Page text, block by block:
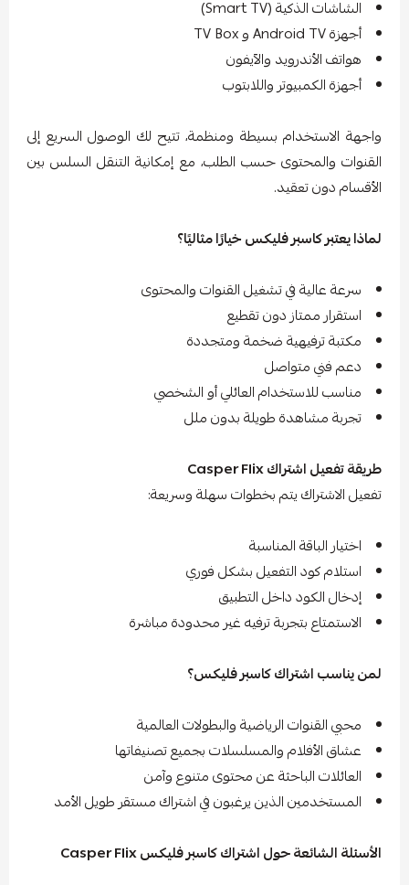
الشاشات الذكية (Smart TV)
أجهزة Android TV و TV Box
هواتف الأندرويد والآيفون
أجهزة الكمبيوتر واللابتوب
واجهة الاستخدام بسيطة ومنظمة، تتيح لك الوصول السريع إلى
القنوات والمحتوى حسب الطلب، مع إمكانية التنقل السلس بين
الأقسام دون تعقيد.
لماذا يعتبر كاسبر فليكس خيارًا مثاليًا؟
سرعة عالية في تشغيل القنوات والمحتوى
استقرار ممتاز دون تقطيع
مكتبة ترفيهية ضخمة ومتجددة
دعم فني متواصل
مناسب للاستخدام العائلي أو الشخصي
تجربة مشاهدة طويلة بدون ملل
طريقة تفعيل اشتراك Casper Flix
تفعيل الاشتراك يتم بخطوات سهلة وسريعة:
اختيار الباقة المناسبة
استلام كود التفعيل بشكل فوري
إدخال الكود داخل التطبيق
الاستمتاع بتجربة ترفيه غير محدودة مباشرة
لمن يناسب اشتراك كاسبر فليكس؟
محبي القنوات الرياضية والبطولات العالمية
عشاق الأفلام والمسلسلات بجميع تصنيفاتها
العائلات الباحثة عن محتوى متنوع وآمن
المستخدمين الذين يرغبون في اشتراك مستقر طويل الأمد
الأسئلة الشائعة حول اشتراك كاسبر فليكس Casper Flix